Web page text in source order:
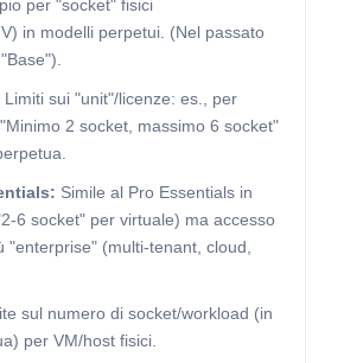
per "socket" fisici
in modelli perpetui. (Nel passato
Limiti sui "unit"/licenze: es., per
2 socket, massimo 6 socket"
Simile al Pro Essentials in
6 socket" per virtuale) ma accesso
"enterprise" (multi-tenant, cloud,
sul numero di socket/workload (in
per VM/host fisici.